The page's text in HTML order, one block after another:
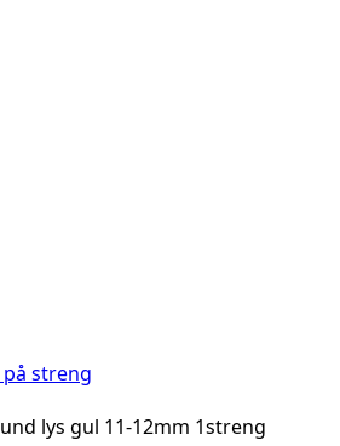
streng
lys gul 11-12mm 1streng